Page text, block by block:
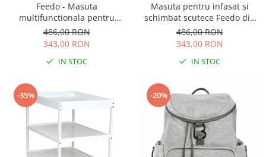
Feedo - Masuta
multifunctionala pentru
infasat si schimbat scutece
pliabila 80.5 x 67 x 102.5 cm
486,00 RON
343,00 RON
IN STOC
Masuta pentru infasat si
schimbat scutece Feedo din
fier, panza si in
486,00 RON
343,00 RON
IN STOC
-35% -20%